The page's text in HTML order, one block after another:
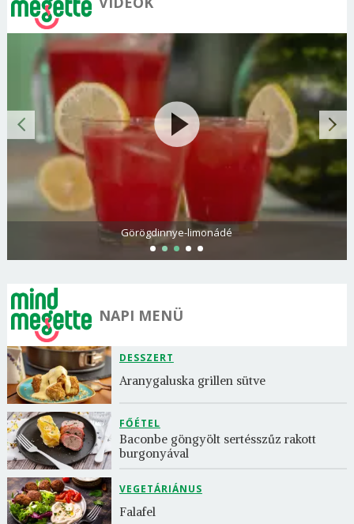
Görögdinnye-limonádé
NAPI MENÜ
DESSZERT
Aranygaluska grillen sütve
FŐÉTEL
Baconbe göngyölt sertésszűz rakott
burgonyával
VEGETÁRIÁNUS
Falafel